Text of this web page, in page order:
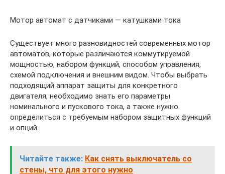
Мотор автомат с датчиками — катушками тока
Существует много разновидностей современных мотор
автоматов, которые различаются коммутируемой
мощностью, набором функций, способом управления,
схемой подключения и внешним видом. Чтобы выбрать
подходящий аппарат защиты для конкретного
двигателя, необходимо знать его параметры
номинального и пускового тока, а также нужно
определиться с требуемым набором защитных функций
и опций.
Читайте также: Как снять выключатель со
стены, что для этого нужно